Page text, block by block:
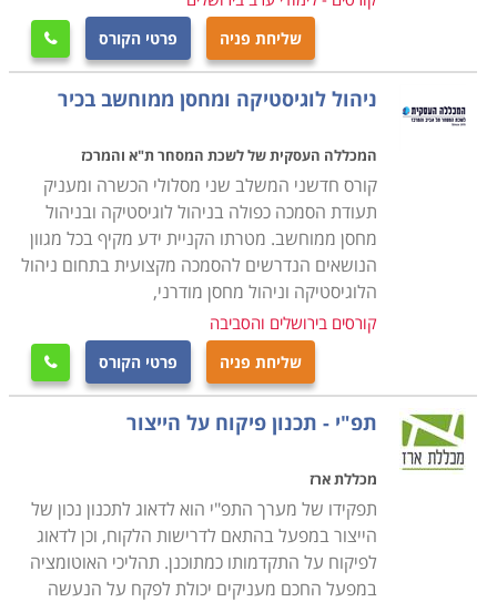
עבור מי מתאימים הלימודים
קורס רכש ולוגיסטיקה אורך כשנה אחת, כאשר הוא מתנהל
בהתאם לתכנית של התמ"ת, והתעודה אף היא ניתנת
מטעם התמ"ת. בסיום הקורס אפשר לעסוק במקצוע במגוון
מיוחדת לרכש ולוגיסטיקה ולכן זהו מקצוע מבוקש ביותר
המתאים הן לחיילים משוחררים בתחילת דרכם המקצועית
והן כהסבה מקצועית.
הקורס מקנה את כל הידע הנדרש, כך גם מי שאין לו כל
רקע בתחום, יוכל בסיום הקורס להיות מוכן לקראת עבודה
בתחום, כאשר ניתן כבר במהלך הקורס לנסות ולהשתלב
במחלקות הרכש של חברות מסוימות ולהתחיל לרכוש
ניסיון. קורס רכש ולוגיסטיקה מתקיים בכל רחבי הארץ: חיפה,
תל אביב , נתניה, כפר סבא ועוד מקומות רבים נוספים
אחרים.
שליחת פניה פרטי הקורס 
ניהול לוגיסטיקה ומחסן ממוחשב בכיר
המכללה העסקית של לשכת המסחר ת"א והמרכז
קורס חדשני המשלב שני מסלולי הכשרה ומעניק
תעודת הסמכה כפולה בניהול לוגיסטיקה ובניהול
מחסן ממוחשב. מטרתו הקניית ידע מקיף בכל מגוון
הנושאים הנדרשים להסמכה מקצועית בתחום ניהול
הלוגיסטיקה וניהול מחסן מודרני,
קורסים בירושלים והסביבה
שליחת פניה פרטי הקורס 
תפ"י - תכנון פיקוח על הייצור
מכללת ארז
תפקידו של מערך התפ"י הוא לדאוג לתכנון נכון של
הייצור במפעל בהתאם לדרישות הלקוח, וכן לדאוג
לפיקוח על התקדמותו כמתוכנן. תהליכי האוטומציה
במפעל החכם מעניקים יכולת לפקח על הנעשה